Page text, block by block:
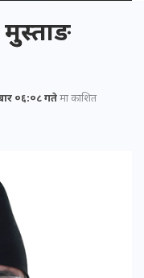
मुुस्ताङ
०६:०८ गतेमा प्रकाशित